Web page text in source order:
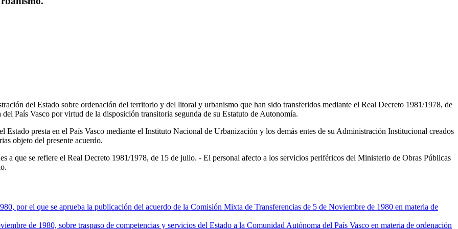
del Estado sobre ordenación del territorio y del litoral y urbanismo que han sido transferidos mediante el Real Decreto 1981/1978, de
País Vasco por virtud de la disposición transitoria segunda de su Estatuto de Autonomía.
presta en el País Vasco mediante el Instituto Nacional de Urbanización y los demás entes de su Administración Institucional creados
objeto del presente acuerdo.
a que se refiere el Real Decreto 1981/1978, de 15 de julio. - El personal afecto a los servicios periféricos del Ministerio de Obras Públicas
por el que se aprueba la publicación del acuerdo de la Comisión Mixta de Transferencias de 5 de Noviembre de 1980 en materia de
de 1980, sobre traspaso de competencias y servicios del Estado a la Comunidad Autónoma del País Vasco en materia de ordenación